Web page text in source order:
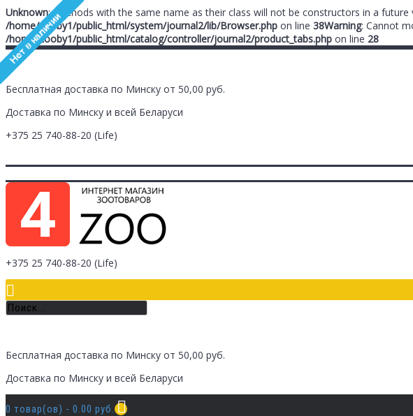
Unknown: Methods with the same name as their class will not be constructors in a
/home/zooby1/public_html/system/journal2/lib/Browser.php on line 38Warning: Cannot
/home/zooby1/public_html/catalog/controller/journal2/product_tabs.php on line 28
Бесплатная доставка по Минску от 50,00 руб.
Доставка по Минску и всей Беларуси
+375 25 740-88-20 (Life)
+375 25 740-88-20 (Life)
Бесплатная доставка по Минску от 50,00 руб.
Доставка по Минску и всей Беларуси
0 товар(ов) - 0.00 руб.